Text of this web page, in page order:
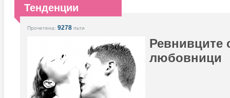
Тенденции
Прочетена: 9278 пъти
Ревнивците
любовници